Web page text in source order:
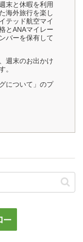
末と休暇を利用
海外旅行を楽し
テッド航空マイ
とANAマイレー
バーを保有して
週末のお出かけ
。
について」のプ